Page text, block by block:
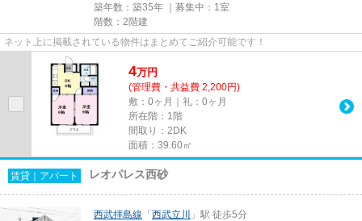
築年数：築35年 ｜募集中： 1室
階数：2階建
ネット上に掲載されている物件はまとめてご紹介可能です！
4万円
(管理費・共益費 2,200円)
敷：0ヶ月｜礼：0ヶ月
所在階：1階
間取り：2DK
面積：39.60㎡
賃貸｜アパート レオパレス西砂
西武拝島線 「西武立川
」駅 徒歩5分